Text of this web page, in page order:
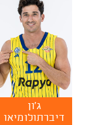
ג'ון
דיברתולומיאו